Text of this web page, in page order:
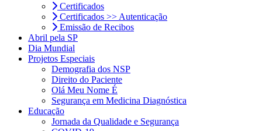
Certificados
Certificados >> Autenticação
Emissão de Recibos
Abril pela SP
Dia Mundial
Projetos Especiais
Demografia dos NSP
Direito do Paciente
Olá Meu Nome É
Segurança em Medicina Diagnóstica
Educação
Jornada da Qualidade e Segurança